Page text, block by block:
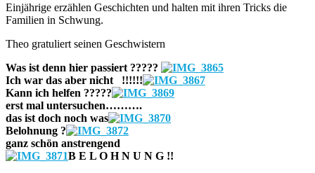
Einjährige erzählen Geschichten und halten mit ihren Tricks die
Familien in Schwung.
Theo gratuliert seinen Geschwistern
Was ist denn hier passiert ?????
Ich war das aber nicht !!!!!!
Kann ich helfen ?????
erst mal untersuchen……….
das ist doch noch was
Belohnung ?
ganz schön anstrengend
B E L O H N U N G !!